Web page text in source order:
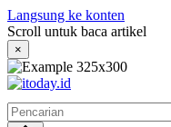
Langsung ke konten
Scroll untuk baca artikel
×